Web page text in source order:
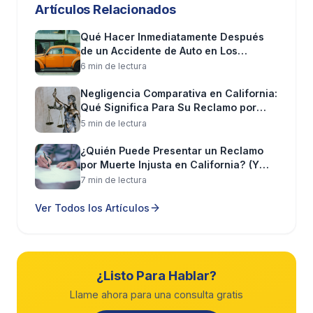
porcentaje.
Retrasos: Algunos ajustadores deliberadamente
alargan el proceso, esperando que usted se
frustre y acepte menos solo para terminar con
todo.
Vigilancia
monitorear sus redes sociales o incluso
contratar investigadores para encontrar
evidencia de que sus lesiones no son tan graves
como dice.
Tipos de Casos de Lesiones
Personales Que Manejamos
Las lesiones personales cubren un rango amplio de
Artículos Relacionados
Qué Hacer Inmediatamente Después
de un Accidente de Auto en Los
Ángeles (Paso a Paso)
6 min de lectura
Negligencia Comparativa en California:
Qué Significa Para Su Reclamo por
Lesiones
5 min de lectura
¿Quién Puede Presentar un Reclamo
por Muerte Injusta en California? (Y
Qué Puede Recuperar)
7 min de lectura
Ver Todos los Artículos
¿Listo Para Hablar?
Llame ahora para una consulta gratis